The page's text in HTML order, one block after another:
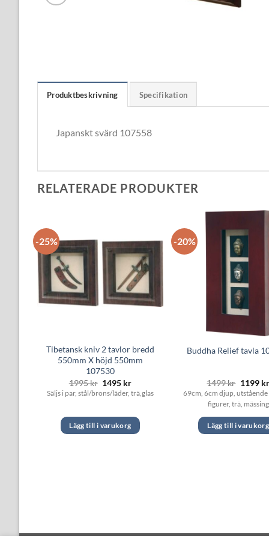
Produktbeskrivning Specifikation
Japanskt svärd 107558
RELATERADE PRODUKTER
-25%
Tibetansk kniv 2 tavlor bredd
550mm X höjd 550mm
107530
1995kr Det
ursprungliga
priset
1995 kr.
1495 krDet
nuvarande
priset
1495 kr.
Säljs i par, stål/brons/läder, trä,glas
Lägg till i varukorg
-20%
Buddha Relief tavla
1499kr Det
priset
var:
1499 kr.
1199 kr
69cm, 6cm djup,
figurer, trä, mässing
Lägg till i varukorg